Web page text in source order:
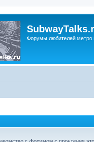
Форумы любителей метро
с форумом с прочтения